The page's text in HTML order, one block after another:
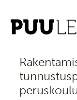
31.1.2025